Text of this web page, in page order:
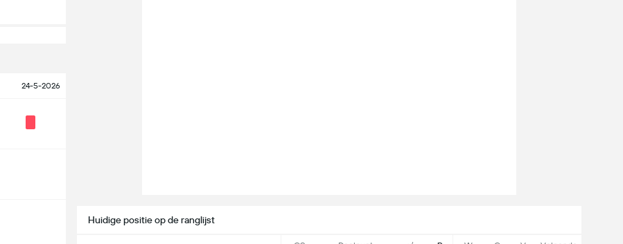
24-5-2026
Huidige positie op de ranglijst